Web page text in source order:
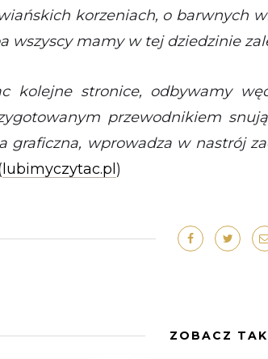
korzeniach, o barwnych
wszyscy mamy w tej dziedzinie
kolejne stronice, odbywamy
przewodnikiem
graficzna, wprowadza w nastrój
lubimyczytac.pl)
ZOBACZ